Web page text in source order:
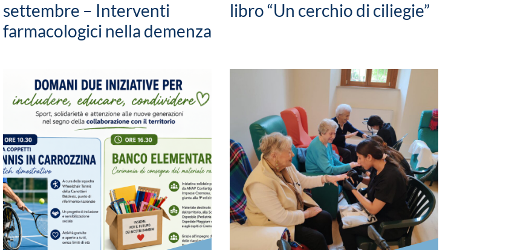
settembre – Interventi
farmacologici nella demenza
libro “Un cerchio di ciliegie”